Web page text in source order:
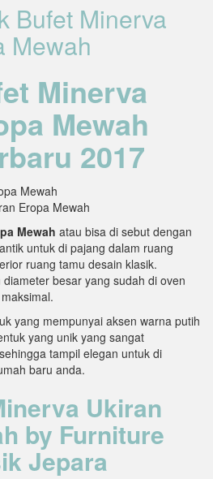
Bufet Minerva
Mewah
Minerva
Mewah
2017
Eropa Mewah
Mewah atau bisa di sebut dengan
untuk di pajang dalam ruang
ruang tamu desain klasik.
besar yang sudah di oven
yang mempunyai aksen warna putih
yang unik yang sangat
tampil elegan untuk di
baru anda.
Ukiran
by Furniture
Jepara